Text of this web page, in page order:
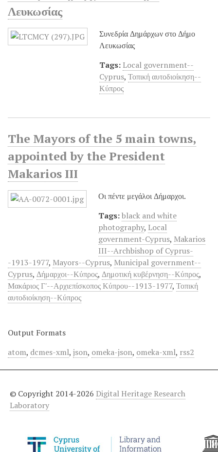
Λευκωσίας
Συνεδρία Δημάρχων στο Δήμο
Λευκωσίας
Tags: Local government--
Cyprus, Τοπική αυτοδιοίκηση--
Κύπρος
The Mayors of the 5 main towns,
appointed by the President
Makarios III
Οι πέντε μεγάλοι Δήμαρχοι.
Tags:black and white
photography, Local
government-Cyprus, Makarios
III--Archbishop of Cyprus-
-1913-1977, Mayors--Cyprus, Municipal government--
Cyprus, Δήμαρχοι--Κύπρος, Δημοτική κυβέρνηση--Κύπρος,
Μακάριος Γ'--Αρχιεπίσκοπος Κύπρου--1913-1977, Τοπική
αυτοδιοίκηση--Κύπρος
Output Formats
atom, dcmes-xml, json, omeka-json, omeka-xml, rss2
© Copyright 2014-2026 Digital Heritage Research
Laboratory